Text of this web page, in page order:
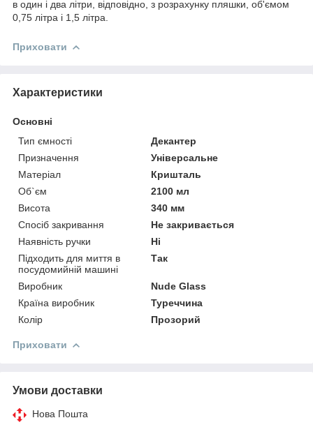
в один і два літри, відповідно, з розрахунку пляшки, об'ємом
0,75 літра і 1,5 літра.
Приховати
Характеристики
Основні
Тип ємності
Декантер
Призначення
Універсальне
Матеріал
Кришталь
Об`єм
2100 мл
Висота
340 мм
Спосіб закривання
Не закривається
Наявність ручки
Ні
Підходить для миття в
посудомийній машині
Так
Виробник
Nude Glass
Країна виробник
Туреччина
Колір
Прозорий
Приховати
Умови доставки
Нова Пошта